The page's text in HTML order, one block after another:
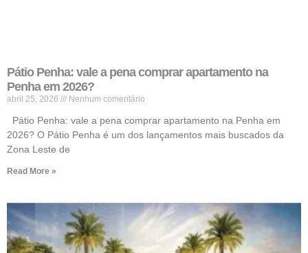
Pátio Penha: vale a pena comprar apartamento na
Penha em 2026?
abril 25, 2026 Nenhum comentário
Pátio Penha: vale a pena comprar apartamento na Penha em
2026? O Pátio Penha é um dos lançamentos mais buscados da
Zona Leste de
Read More »